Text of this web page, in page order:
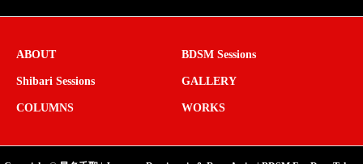
ABOUT BDSM Sessions
Shibari Sessions GALLERY
COLUMNS WORKS